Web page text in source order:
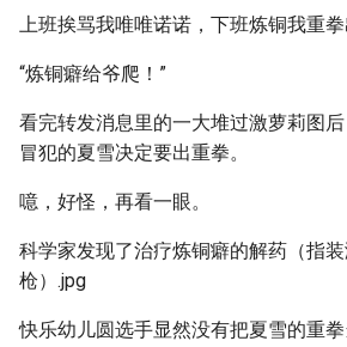
上班挨骂我唯唯诺诺，下班炼铜我重拳
“炼铜癖给爷爬！”
看完转发消息里的一大堆过激萝莉图
冒犯的夏雪决定要出重拳。
噫，好怪，再看一眼。
科学家发现了治疗炼铜癖的解药（指
枪）.jpg
快乐幼儿圆选手显然没有把夏雪的重